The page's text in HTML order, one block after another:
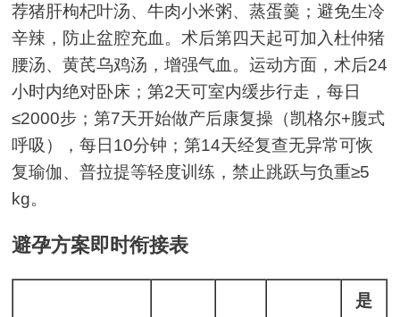
荐猪肝枸杞叶汤、牛肉小米粥、蒸蛋羹；避免生冷
辛辣，防止盆腔充血。术后第四天起可加入杜仲猪
腰汤、黄芪乌鸡汤，增强气血。运动方面，术后24
小时内绝对卧床；第2天可室内缓步行走，每日
≤2000步；第7天开始做产后康复操（凯格尔+腹式
呼吸），每日10分钟；第14天经复查无异常可恢
复瑜伽、普拉提等轻度训练，禁止跳跃与负重≥5
kg。
避孕方案即时衔接表
是